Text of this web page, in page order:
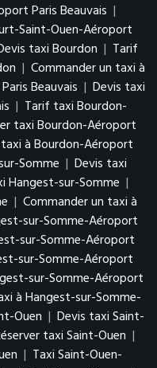
Paris Beauvais |
Saint-Ouen-Aéroport
taxi Bourdon | Tarif
| Commander un taxi à
Beauvais | Devis taxi
| Tarif taxi Bourdon-
taxi Bourdon-Aéroport
à Bourdon-Aéroport
Somme | Devis taxi
Hangest-sur-Somme |
| Commander un taxi à
sur-Somme-Aéroport
sur-Somme-Aéroport
sur-Somme-Aéroport
sur-Somme-Aéroport
à Hangest-sur-Somme-
Ouen | Devis taxi Saint-
taxi Saint-Ouen |
| Taxi Saint-Ouen-